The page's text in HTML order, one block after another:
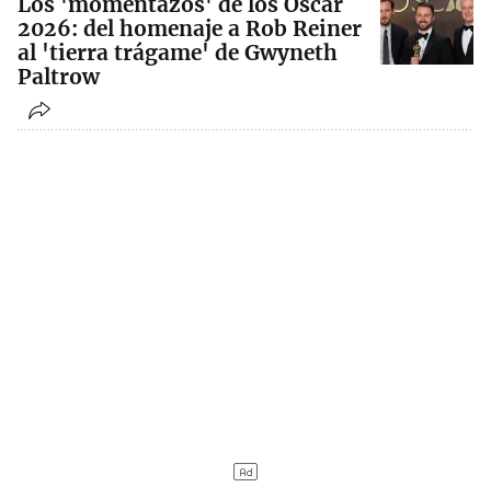
2026: del homenaje a Rob Reiner
al 'tierra trágame' de Gwyneth
Paltrow